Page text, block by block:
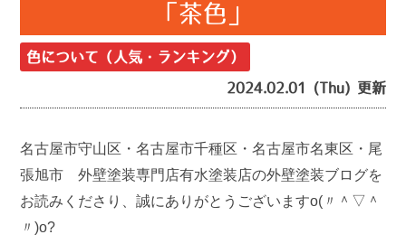
「茶色」
色について（人気・ランキング）
2024.02.01 (Thu) 更新
名古屋市守山区・名古屋市千種区・名古屋市名東区・尾
張旭市 外壁塗装専門店有水塗装店の外壁塗装ブログを
お読みくださり、誠にありがとうございますo(〃＾▽＾
〃)o?